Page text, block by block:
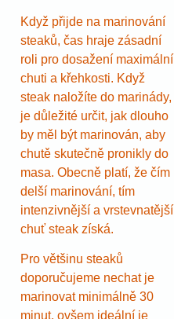
Když přijde na marinování
steaků, čas hraje zásadní
roli pro dosažení maximální
chuti a křehkosti. Když
steak naložíte do marinády,
je důležité určit, jak dlouho
by měl být marinován, aby
chutě skutečně pronikly do
masa. Obecně platí, že čím
delší marinování, tím
intenzivnější a vrstevnatější
chuť steak získá.
Pro většinu steaků
doporučujeme nechat je
marinovat minimálně 30
minut, ovšem ideální je